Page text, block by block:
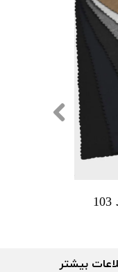
بیشتر